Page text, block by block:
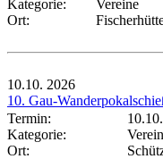
Kategorie:
Vereine
Ort:
10.10. 2026
10. Gau-
Termin:
Kategorie:
Ort: